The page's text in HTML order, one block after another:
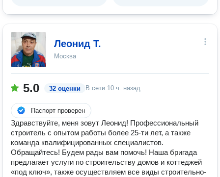
Леонид Т.
Москва
5.0 32 оценки В сети 10 ч. назад
Паспорт проверен
Здравствуйте, меня зовут Леонид! Профессиональный
строитель с опытом работы более 25-ти лет, а также
команда квалифицированных специалистов.
Обращайтесь! Будем рады вам помочь! Наша бригада
предлагает услуги по строительству домов и коттеджей
«под ключ», также осуществляем все виды строительно-